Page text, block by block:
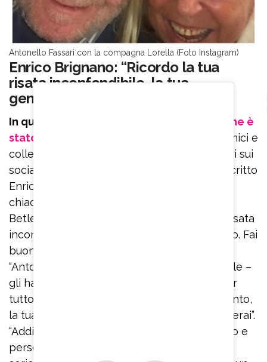
Antonello Fassari con la compagna Lorella (Foto Instagram)
Enrico Brignano: “Ricordo la tua
risata inconfondibile, la tua
gentilezza, il tuo sorriso”
In queste ore, oltre a
Claudio Amendola che è
stato il primo a rompere il silenzio
, tanti amici e
colleghi stanno ricordando Antonello Fassari sui
social. “Antonello mi mancherai tanto – ha scritto
Enrico Brignano – ricordo di te le lunghe
chiacchierate sul set del film Bambino di
Betlemme e poi sul set dei Cesaroni la tua risata
inconfondibile, la tua gentilezza, il tuo sorriso. Fai
buon viaggio amico mio e riposa in pace”.
“Antonello, che dolore! Mi sembra impossibile –
gli ha fatto eco Elena Sofia Ricci – Grazie per
tutto quello che ci hai donato, per il tuo talento,
la tua sensibilità e infinita gentilezza, mancherai”.
“Addio Antonello Fassari, compagno di lavoro e
persona adorabile col quale ho girato film e